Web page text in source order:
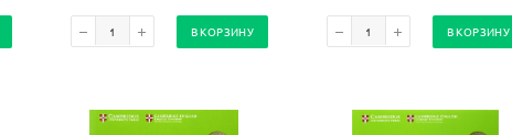
В КОРЗИНУ В КОРЗИНУ